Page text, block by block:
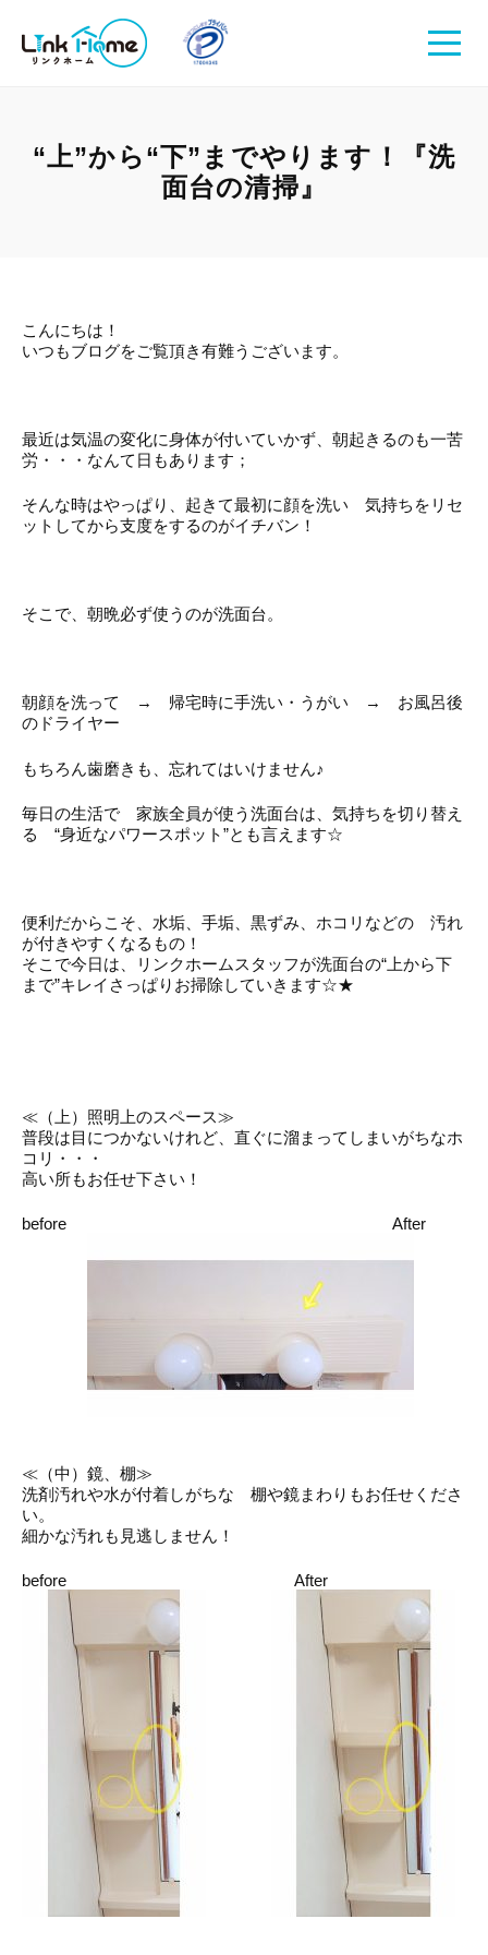
“上”から“下”までやります！『洗
面台の清掃』
こんにちは！
いつもブログをご覧頂き有難うございます。
最近は気温の変化に身体が付いていかず、朝起きるのも一苦
労・・・なんて日もあります；
そんな時はやっぱり、起きて最初に顔を洗い 気持ちをリセ
ットしてから支度をするのがイチバン！
そこで、朝晩必ず使うのが洗面台。
朝顔を洗って → 帰宅時に手洗い・うがい → お風呂後
のドライヤー
もちろん歯磨きも、忘れてはいけません♪
毎日の生活で 家族全員が使う洗面台は、気持ちを切り替え
る “身近なパワースポット”とも言えます☆
便利だからこそ、水垢、手垢、黒ずみ、ホコリなどの 汚れ
が付きやすくなるもの！
そこで今日は、リンクホームスタッフが洗面台の“上から下
まで”キレイさっぱりお掃除していきます☆★
≪（上）照明上のスペース≫
普段は目につかないけれど、直ぐに溜まってしまいがちなホ
コリ・・・
高い所もお任せ下さい！
before After
≪（中）鏡、棚≫
洗剤汚れや水が付着しがちな 棚や鏡まわりもお任せくださ
い。
細かな汚れも見逃しません！
before After